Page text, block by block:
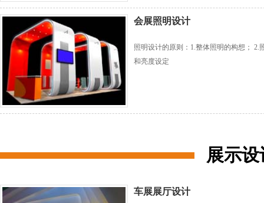
会展照明设计
照明设计的原则：1.整体照明的构想； 2.
和亮度设定
展示
车展展厅设计